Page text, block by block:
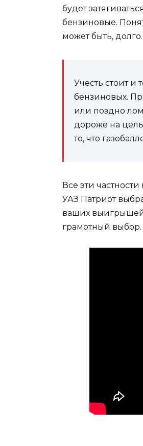
будет
бензиновые.
может быть, долго.
Учесть стоит и
бензиновых.
или поздно
дороже на
то, что
Все эти
УАЗ Патриот
ваших выигрышей
грамотный выбор.